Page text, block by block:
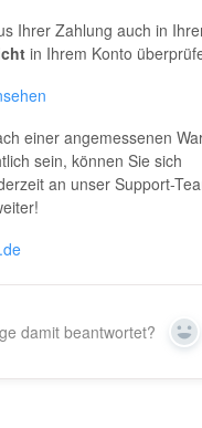
Ihrer Zahlung auch in
in Ihrem Konto
einer angemessenen
sein, können Sie sich
an unser Support-
damit beantwortet? Yes